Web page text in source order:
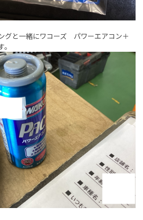
グと一緒にワコーズ パワーエアコン＋